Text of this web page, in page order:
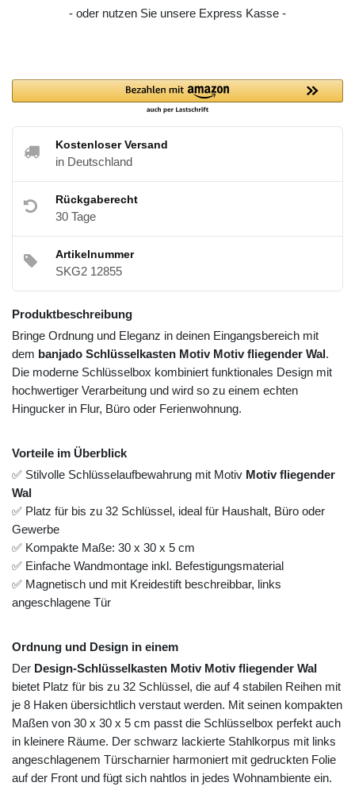
- oder nutzen Sie unsere Express Kasse -
Kostenloser Versand
in Deutschland
Rückgaberecht
30 Tage
Artikelnummer
SKG2 12855
Produktbeschreibung
Bringe Ordnung und Eleganz in deinen Eingangsbereich mit
dem banjado Schlüsselkasten Motiv Motiv fliegender Wal.
Die moderne Schlüsselbox kombiniert funktionales Design mit
hochwertiger Verarbeitung und wird so zu einem echten
Hingucker in Flur, Büro oder Ferienwohnung.
Vorteile im Überblick
✅ Stilvolle Schlüsselaufbewahrung mit Motiv Motiv fliegender
Wal
✅ Platz für bis zu 32 Schlüssel, ideal für Haushalt, Büro oder
Gewerbe
✅ Kompakte Maße: 30 x 30 x 5 cm
✅ Einfache Wandmontage inkl. Befestigungsmaterial
✅ Magnetisch und mit Kreidestift beschreibbar, links
angeschlagene Tür
Ordnung und Design in einem
Der Design-Schlüsselkasten Motiv Motiv fliegender Wal
bietet Platz für bis zu 32 Schlüssel, die auf 4 stabilen Reihen mit
je 8 Haken übersichtlich verstaut werden. Mit seinen kompakten
Maßen von 30 x 30 x 5 cm passt die Schlüsselbox perfekt auch
in kleinere Räume. Der schwarz lackierte Stahlkorpus mit links
angeschlagenem Türscharnier harmoniert mit gedruckten Folie
auf der Front und fügt sich nahtlos in jedes Wohnambiente ein.